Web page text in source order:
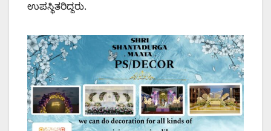
ಉಪಸ್ಥಿತರಿದ್ದರು. ‌